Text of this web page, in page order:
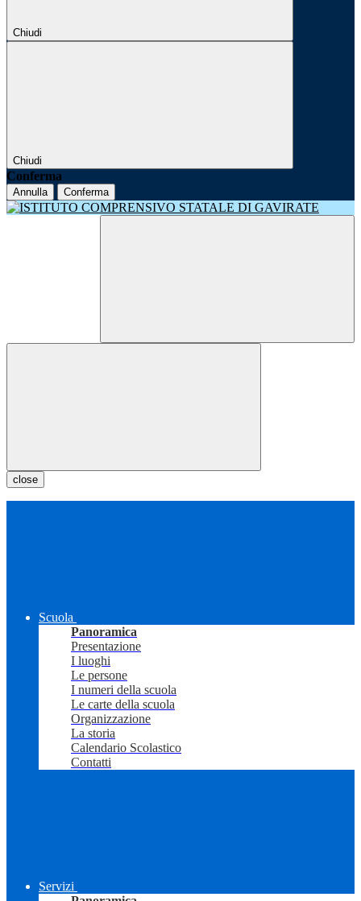
Chiudi
Chiudi
Conferma
Annulla Conferma
close
Scuola
Panoramica
Presentazione
I luoghi
Le persone
I numeri della scuola
Le carte della scuola
Organizzazione
La storia
Calendario Scolastico
Contatti
Servizi